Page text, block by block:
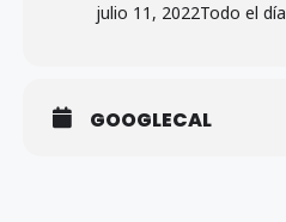
julio 11, 2022Todo el día
GOOGLECAL